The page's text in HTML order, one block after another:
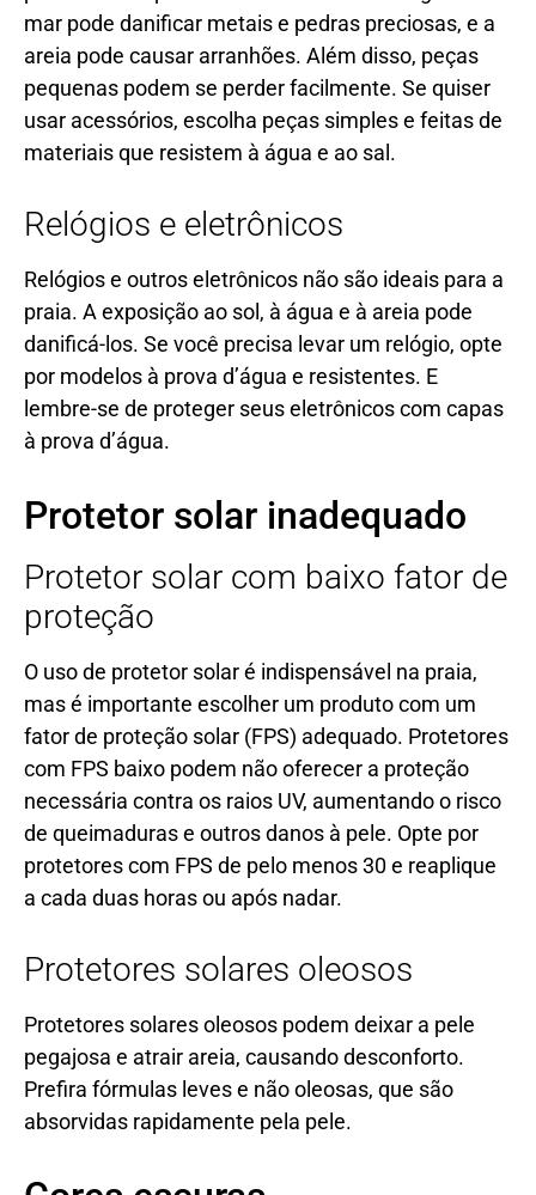
mar pode danificar metais e pedras preciosas, e a
areia pode causar arranhões. Além disso, peças
pequenas podem se perder facilmente. Se quiser
usar acessórios, escolha peças simples e feitas de
materiais que resistem à água e ao sal.
Relógios e eletrônicos
Relógios e outros eletrônicos não são ideais para a
praia. A exposição ao sol, à água e à areia pode
danificá-los. Se você precisa levar um relógio, opte
por modelos à prova d’água e resistentes. E
lembre-se de proteger seus eletrônicos com capas
à prova d’água.
Protetor solar inadequado
Protetor solar com baixo fator de
proteção
O uso de protetor solar é indispensável na praia,
mas é importante escolher um produto com um
fator de proteção solar (FPS) adequado. Protetores
com FPS baixo podem não oferecer a proteção
necessária contra os raios UV, aumentando o risco
de queimaduras e outros danos à pele. Opte por
protetores com FPS de pelo menos 30 e reaplique
a cada duas horas ou após nadar.
Protetores solares oleosos
Protetores solares oleosos podem deixar a pele
pegajosa e atrair areia, causando desconforto.
Prefira fórmulas leves e não oleosas, que são
absorvidas rapidamente pela pele.